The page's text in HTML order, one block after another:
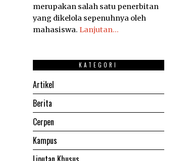
merupakan salah satu penerbitan
yang dikelola sepenuhnya oleh
mahasiswa. Lanjutan...
KATEGORI
Artikel
Berita
Cerpen
Kampus